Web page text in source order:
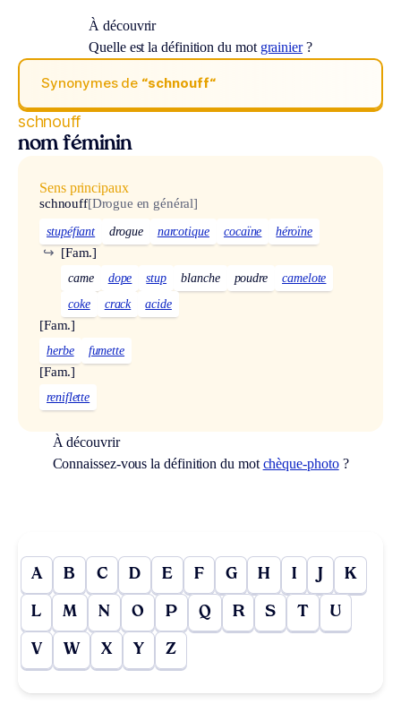
À découvrir
Quelle est la définition du mot grainier?
Synonymes de “schnouff“
schnouff
nom féminin
Sens principaux
schnouff[Drogue en général]
stupéfiant drogue narcotique cocaïne héroïne
[Fam.]
↪
came dope stup blanche poudre
camelote
coke
crack acide
[Fam.]
herbe fumette
[Fam.]
reniflette
À découvrir
Connaissez-vous la définition du mot chèque-photo?
A B C D E F G H I J K
L M N O P Q R S T U
V W X Y Z